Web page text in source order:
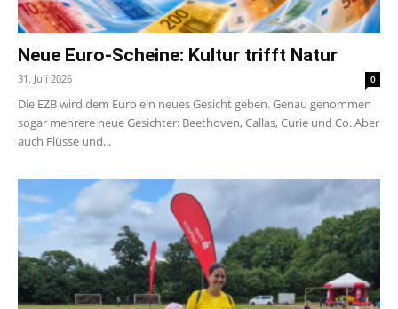
Neue Euro-Scheine: Kultur trifft Natur
31. Juli 2026 0
Die EZB wird dem Euro ein neues Gesicht geben. Genau genommen
sogar mehrere neue Gesichter: Beethoven, Callas, Curie und Co. Aber
auch Flüsse und...